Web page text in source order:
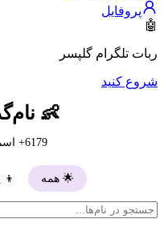
پروفایل
🤖
ربات تلگرام گلپسر
شروع کنید
👶
6179
+
🌟 همه 👦